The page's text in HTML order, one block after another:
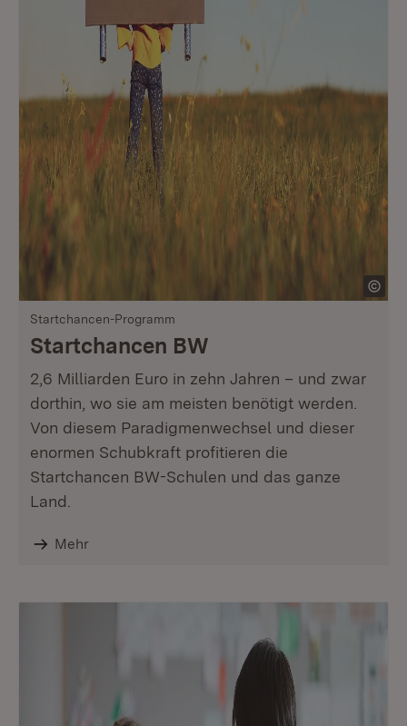
Startchancen-Programm
Startchancen BW
2,6 Milliarden Euro in zehn Jahren – und zwar
dorthin, wo sie am meisten benötigt werden.
Von diesem Paradigmenwechsel und dieser
enormen Schubkraft profitieren die
Startchancen BW-Schulen und das ganze
Land.
Mehr